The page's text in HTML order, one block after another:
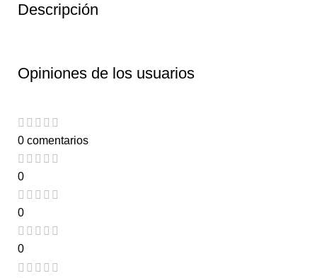
Descripción
Opiniones de los usuarios
0 comentarios
0
0
0